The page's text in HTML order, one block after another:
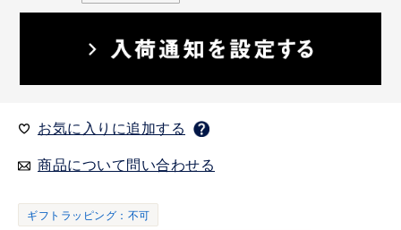
お気に入りに追加する
商品について問い合わせる
ギフトラッピング：不可